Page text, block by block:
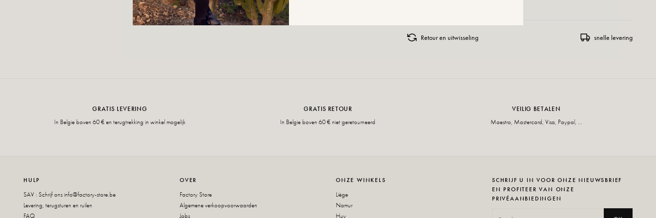
Retour en uitwisseling snelle levering
GRATIS LEVERING
In Belgie boven 60 € en terugtrekking in winkel mogelijk
GRATIS RETOUR
In Belgie boven 60 € niet geretourneerd
VEILIG BETALEN
Maestro, Mastercard, Visa, Paypal, ...
HULP
SAV : Schrijf onsinfo@factory-store.be
Levering, terugsturen en ruilen
FAQ
OVER
Factory Store
Algemene verkoopvoorwaarden
Jobs
ONZE WINKELS
Liège
Namur
Huy
SCHRIJF U IN VOOR ONZE NIEUWSBRIEF
EN PROFITEER VAN ONZE
PRIVÉAANBIEDINGEN